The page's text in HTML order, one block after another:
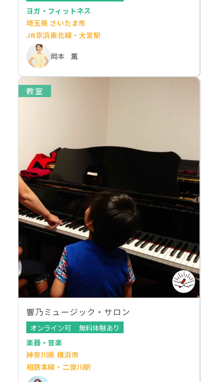
ヨガ・フィットネス
埼玉県 さいたま市
JR京浜東北線・大宮駅
岡本 薫
教室
響乃ミュージック・サロン
オンライン可
無料体験あり
楽器・音楽
神奈川県 横浜市
相鉄本線・二俣川駅